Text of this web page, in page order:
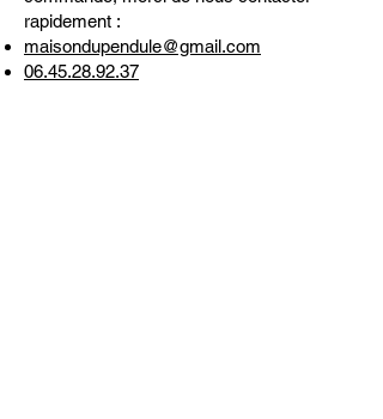
rapidement :
maisondupendule@gmail.com
06.45.28.92.37